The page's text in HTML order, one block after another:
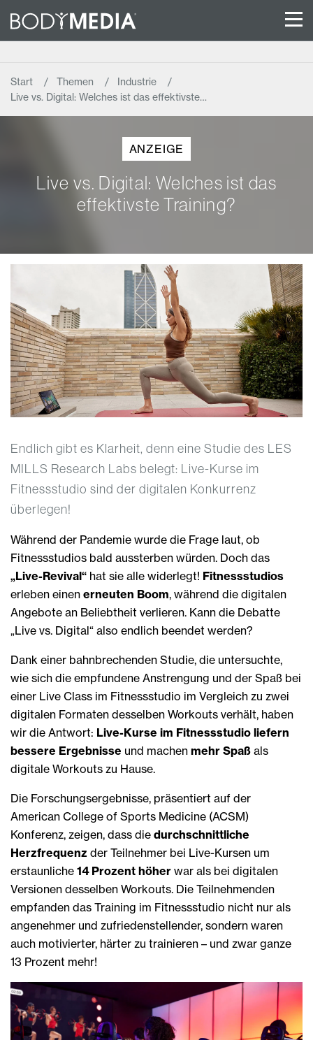
Start Themen
Industrie
Live vs. Digital: Welches ist das effektivste…
ANZEIGE
Live vs. Digital: Welches ist das
effektivste Training?
Endlich gibt es Klarheit, denn eine Studie des LES
MILLS Research Labs belegt: Live-Kurse im
Fitnessstudio sind der digitalen Konkurrenz
überlegen!
Während der Pandemie wurde die Frage laut, ob
Fitnessstudios bald aussterben würden. Doch das
„Live-Revival“ hat sie alle widerlegt! Fitnessstudios
erleben einen erneuten Boom, während die digitalen
Angebote an Beliebtheit verlieren. Kann die Debatte
„Live vs. Digital“ also endlich beendet werden?
Dank einer bahnbrechenden Studie, die untersuchte,
wie sich die empfundene Anstrengung und der Spaß bei
einer Live Class im Fitnessstudio im Vergleich zu zwei
digitalen Formaten desselben Workouts verhält, haben
wir die Antwort: Live-Kurse im Fitnessstudio liefern
bessere Ergebnisse und machen mehr Spaß als
digitale Workouts zu Hause.
Die Forschungsergebnisse, präsentiert auf der
American College of Sports Medicine (ACSM)
Konferenz, zeigen, dass die durchschnittliche
Herzfrequenz der Teilnehmer bei Live-Kursen um
erstaunliche 14 Prozent höher war als bei digitalen
Versionen desselben Workouts. Die Teilnehmenden
empfanden das Training im Fitnessstudio nicht nur als
angenehmer und zufriedenstellender, sondern waren
auch motivierter, härter zu trainieren – und zwar ganze
13 Prozent mehr!